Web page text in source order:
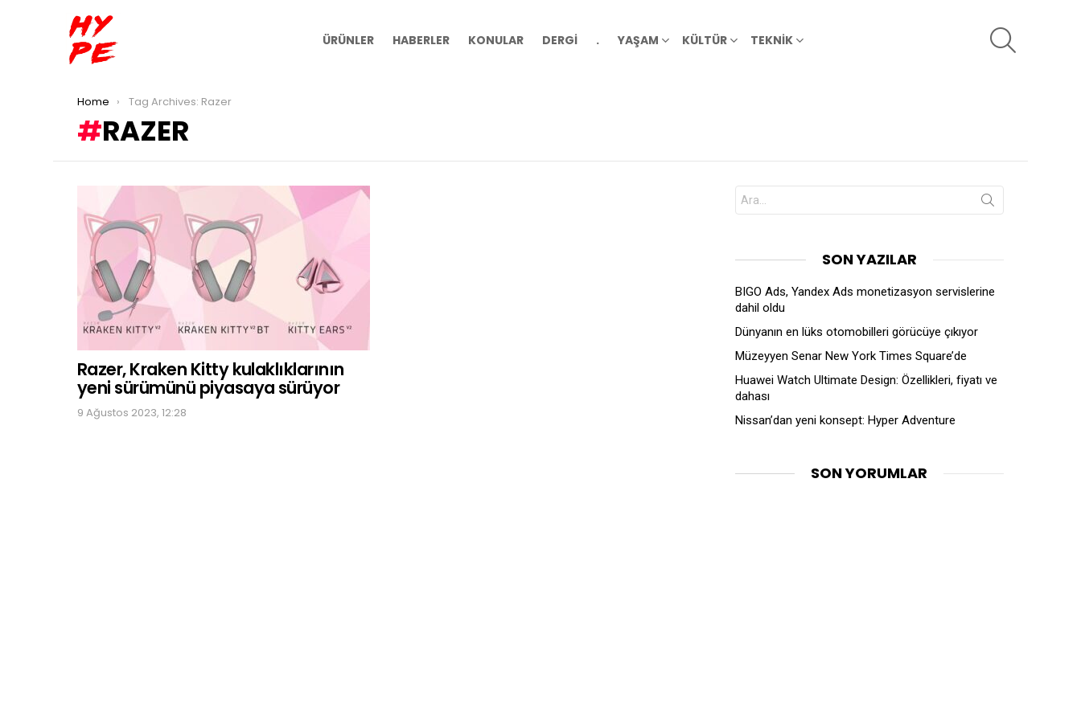
ÜRÜNLER HABERLER KONULAR DERGİ . YAŞAM KÜLTÜR TEKNİK
You are here:
Home Tag Archives: Razer
RAZER
LATEST
STORIES
Razer, Kraken Kitty kulaklıklarının
yeni sürümünü piyasaya sürüyor
9 Ağustos 2023, 12:28
Search
for:
SON YAZILAR
BIGO Ads, Yandex Ads monetizasyon servislerine
dahil oldu
Dünyanın en lüks otomobilleri görücüye çıkıyor
Müzeyyen Senar New York Times Square’de
Huawei Watch Ultimate Design: Özellikleri, fiyatı ve
dahası
Nissan’dan yeni konsept: Hyper Adventure
SON YORUMLAR